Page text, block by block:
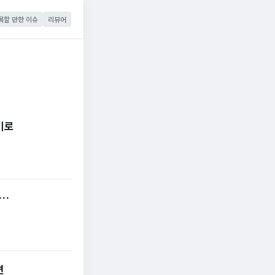
할 만한 이슈 리뷰어
로
…